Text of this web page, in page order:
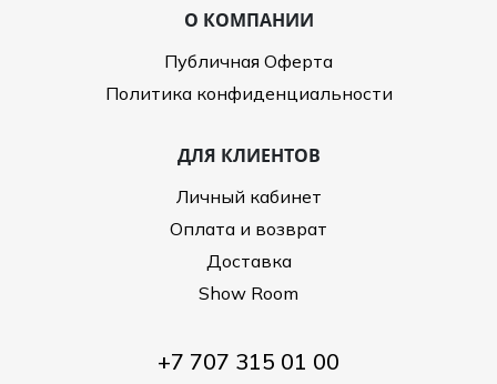
О КОМПАНИИ
Публичная Оферта
Политика конфиденциальности
ДЛЯ КЛИЕНТОВ
Личный кабинет
Оплата и возврат
Доставка
Show Room
+7 707 315 01 00